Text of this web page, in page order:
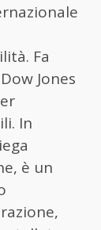
Fa
Jones
In
è un